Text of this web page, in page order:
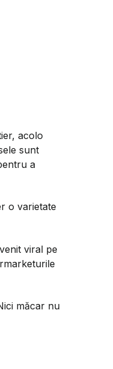
acolo
sunt
a
o varietate
viral pe
măcar nu